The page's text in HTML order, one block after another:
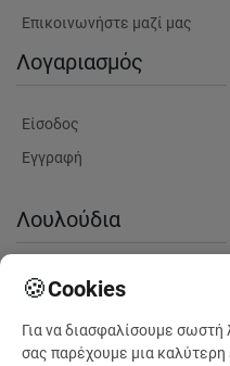
Επικοινωνήστε μαζί μας
Λογαριασμός
Είσοδος
Εγγραφή
Λουλούδια
Πληροφορίες Λουλουδιών
μαιευτήρια για γέννηση
🍪Cookies
Για να διασφαλίσουμε σωστή
σας παρέχουμε μια καλύτερη